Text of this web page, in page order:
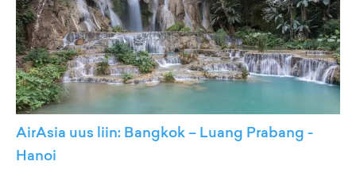
AirAsia uus liin: Bangkok – Luang Prabang -
Hanoi